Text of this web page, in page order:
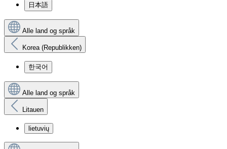
日本語
Alle land og språk
Korea (Republikken)
한국어
Alle land og språk
Litauen
lietuvių